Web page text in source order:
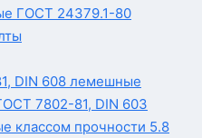
ГОСТ 24379.1-80
DIN 608 лемешные
7802-81, DIN 603
классом прочности 5.8